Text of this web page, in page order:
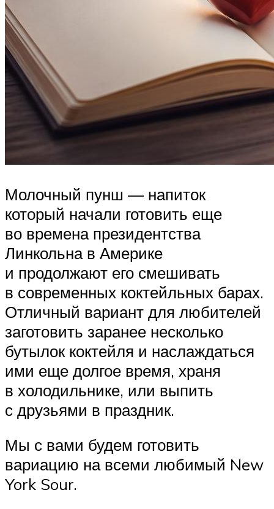
Молочный пунш — напиток
который начали готовить еще
во времена президентства
Линкольна в Америке
и продолжают его смешивать
в современных коктейльных барах.
Отличный вариант для любителей
заготовить заранее несколько
бутылок коктейля и наслаждаться
ими еще долгое время, храня
в холодильнике, или выпить
с друзьями в праздник.
Мы с вами будем готовить
вариацию на всеми любимый New
York Sour.